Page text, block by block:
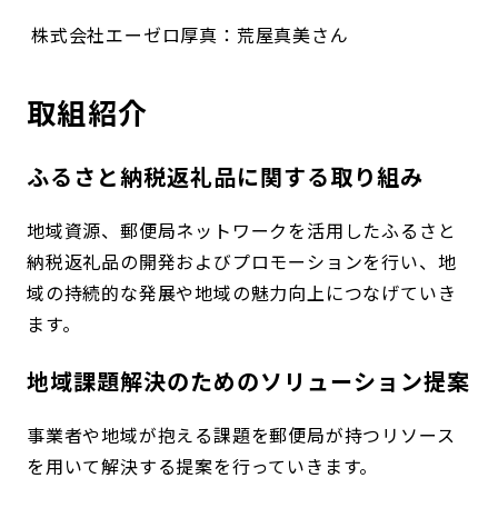
株式会社エーゼロ厚真：荒屋真美さん
取組紹介
ふるさと納税返礼品に関する取り組み
地域資源、郵便局ネットワークを活用したふるさと
納税返礼品の開発およびプロモーションを行い、地
域の持続的な発展や地域の魅力向上につなげていき
ます。
地域課題解決のためのソリューション提案
事業者や地域が抱える課題を郵便局が持つリソース
を用いて解決する提案を行っていきます。